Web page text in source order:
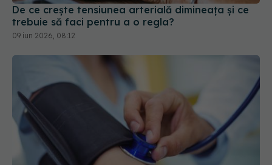
De ce crește tensiunea arterială dimineața și ce
trebuie să faci pentru a o regla?
09 iun 2026, 08:12